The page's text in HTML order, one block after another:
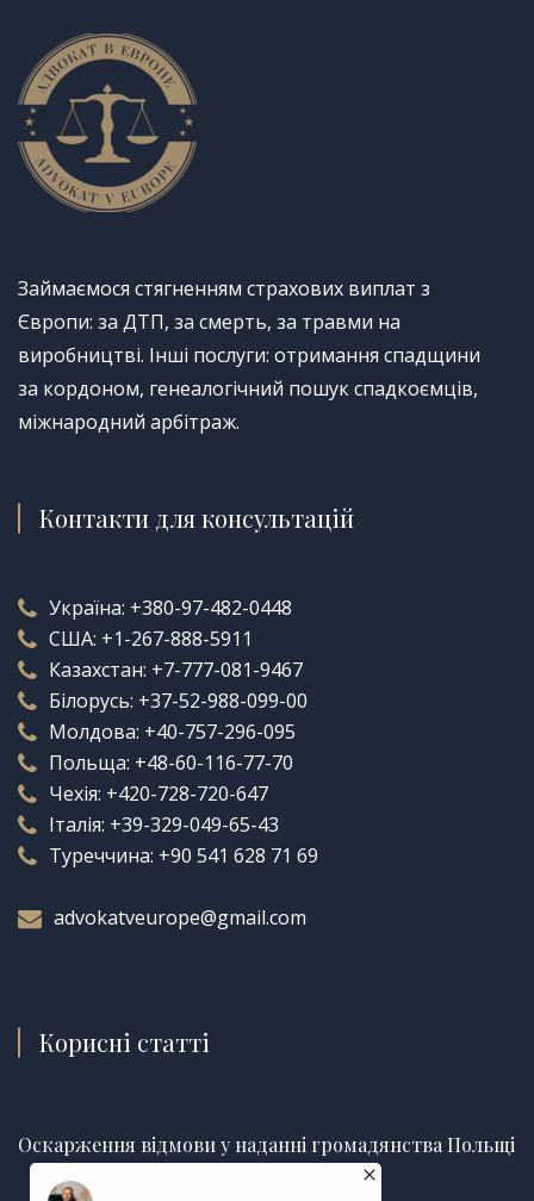
Займаємося стягненням страхових виплат з
Європи: за ДТП, за смерть, за травми на
виробництві. Інші послуги: отримання спадщини
за кордоном, генеалогічний пошук спадкоємців,
міжнародний арбітраж.
Контакти для консультацій
Україна: +380-97-482-0448
США: +1-267-888-5911
Казахстан: +7-777-081-9467
Білорусь: +37-52-988-099-00
Молдова: +40-757-296-095
Польща: +48-60-116-77-70
Чехія: +420-728-720-647
Італія: +39-329-049-65-43
Туреччина: +90 541 628 71 69
advokatveurope@gmail.com
Корисні статті
Оскарження відмови у наданні громадянства Польщі